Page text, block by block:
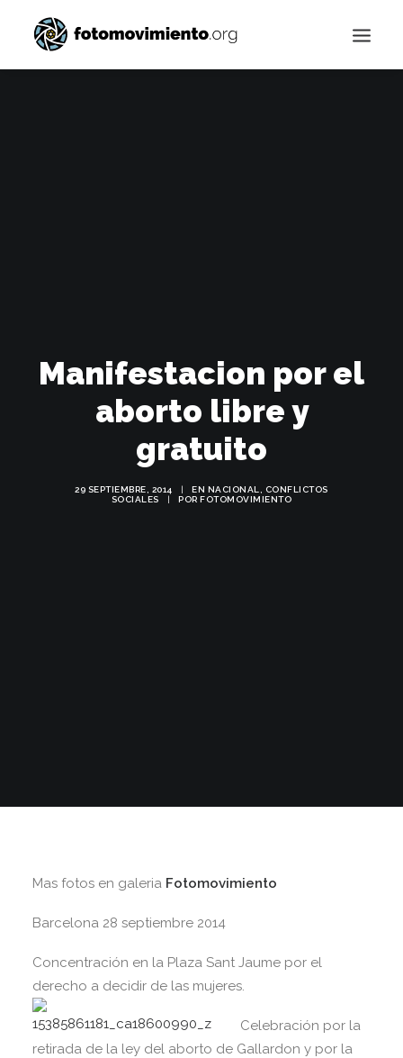
Manifestacion por el
aborto libre y
gratuito
29 SEPTIEMBRE, 2014 | EN NACIONAL
CONFLICTOS
SOCIALES
| PORFOTOMOVIMIENTO
Mas fotos en galeria Fotomovimiento
Barcelona 28 septiembre 2014
Concentración en la Plaza Sant Jaume por el
derecho a decidir de las mujeres.
Celebración por la
retirada de la ley del aborto de Gallardon y por la